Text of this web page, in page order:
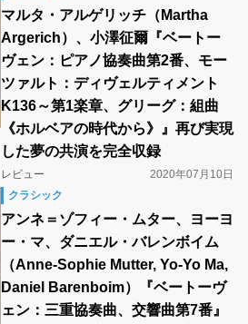
マルタ・アルゲリッチ（Martha
Argerich）、小澤征爾『ベートー
ヴェン：ピアノ協奏曲第2番、モー
ツァルト：ディヴェルティメント
K136～第1楽章、グリーグ：組曲
《ホルベアの時代から》』再び実現
した夢の共演を完全収録
レビュー
2020年07月10日
クラシック
アンネ＝ゾフィー・ムター、ヨーヨ
ー・マ、ダニエル・バレンボイム
（Anne-Sophie Mutter, Yo-Yo Ma,
Daniel Barenboim）『ベートーヴ
ェン：三重協奏曲、交響曲第7番』